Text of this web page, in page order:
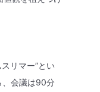
リマー”とい
会議は90分